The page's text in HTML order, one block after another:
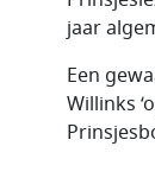
jaar
Een
Willinks